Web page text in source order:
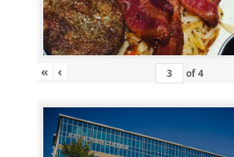
« ‹ of4